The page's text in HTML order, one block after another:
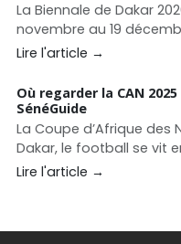
La Biennale de Dakar
novembre au 19
conseils pour organiser
Lire l'article →
Où regarder la CAN
SénéGuide
La Coupe d’Afrique des
Dakar, le football se vit
ferveur et la convivialité.
Lire l'article →